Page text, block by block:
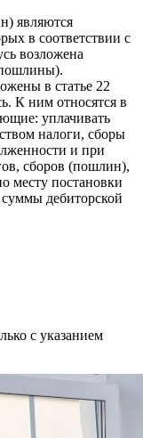
являются
в соответствии с
возложена
в статье 22
К ним относятся в
уплачивать
налоги, сборы
и при
сборов (пошлин),
месту постановки
суммы дебиторской
с указанием